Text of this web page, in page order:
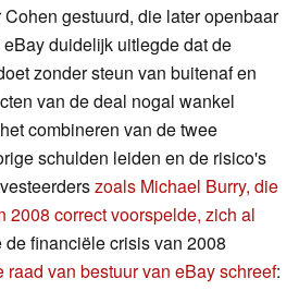
gestuurd, die later openbaar
duidelijk uitlegde dat de
zonder steun van buitenaf en
van de deal nogal wankel
combineren van de twee
schulden leiden en de risico's
zoals Michael Burry, die
2008 correct voorspelde, zich al
de financiële crisis van 2008
raad van bestuur van eBay schreef: